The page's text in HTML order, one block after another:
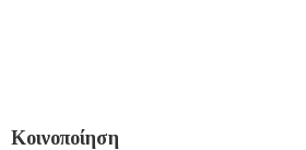
Κοινοποίηση